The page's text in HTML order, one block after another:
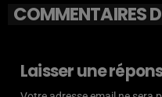
COMMENTAIRES
Laisser une